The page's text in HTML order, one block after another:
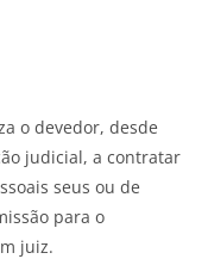
o devedor, desde
judicial, a contratar
seus ou de
para o
juiz.